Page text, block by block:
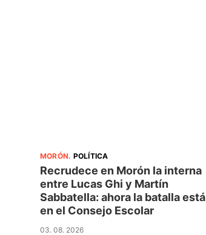
MORÓN. POLÍTICA
Recrudece en Morón la interna
entre Lucas Ghi y Martín
Sabbatella: ahora la batalla está
en el Consejo Escolar
03. 08. 2026